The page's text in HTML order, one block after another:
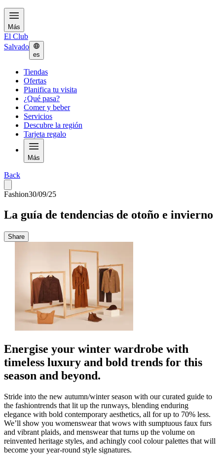
Más
El Club
Salvado
es
Tiendas
Ofertas
Planifica tu visita
¿Qué pasa?
Comer y beber
Servicios
Descubre la región
Tarjeta regalo
Más
Back
Fashion30/09/25
La guía de tendencias de otoño e invierno
Share
Energise your winter wardrobe with
timeless luxury and bold trends for this
season and beyond.
Stride into the new autumn/winter season with our curated guide to
the fashiontrends that lit up the runways, blending enduring
elegance with bold contemporary aesthetics, all for up to 70% less.
We’ll show you womenswear that wows with sumptuous faux furs
and vibrant plaids, and menswear that turns up the volume on
reinvented heritage styles, and achingly cool colour palettes that will
become your year-round style signatures.